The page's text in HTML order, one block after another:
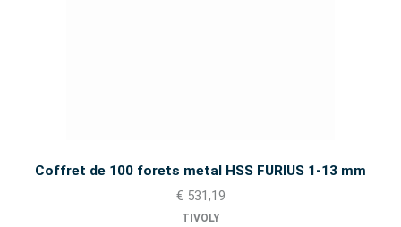
Coffret de 100 forets metal HSS FURIUS 1-13 mm
€ 531,19
TIVOLY